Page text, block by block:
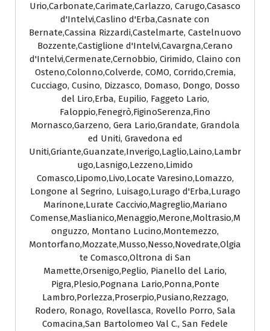
Urio,Carbonate,Carimate,Carlazzo, Carugo,Casasco
d'Intelvi,Caslino d'Erba,Casnate con
Bernate,Cassina Rizzardi,Castelmarte, Castelnuovo
Bozzente,Castiglione d'Intelvi,Cavargna,Cerano
d'Intelvi,Cermenate,Cernobbio, Cirimido, Claino con
Osteno,Colonno,Colverde, COMO, Corrido,Cremia,
Cucciago, Cusino, Dizzasco, Domaso, Dongo, Dosso
del Liro,Erba, Eupilio, Faggeto Lario,
Faloppio,Fenegrò,FiginoSerenza,Fino
Mornasco,Garzeno, Gera Lario,Grandate, Grandola
ed Uniti, Gravedona ed
Uniti,Griante,Guanzate,Inverigo,Laglio,Laino,Lambr
ugo,Lasnigo,Lezzeno,Limido
Comasco,Lipomo,Livo,Locate Varesino,Lomazzo,
Longone al Segrino, Luisago,Lurago d'Erba,Lurago
Marinone,Lurate Caccivio,Magreglio,Mariano
Comense,Maslianico,Menaggio,Merone,Moltrasio,M
onguzzo, Montano Lucino,Montemezzo,
Montorfano,Mozzate,Musso,Nesso,Novedrate,Olgia
te Comasco,Oltrona di San
Mamette,Orsenigo,Peglio, Pianello del Lario,
Pigra,Plesio,Pognana Lario,Ponna,Ponte
Lambro,Porlezza,Proserpio,Pusiano,Rezzago,
Rodero, Ronago, Rovellasca, Rovello Porro, Sala
Comacina,San Bartolomeo Val C., San Fedele